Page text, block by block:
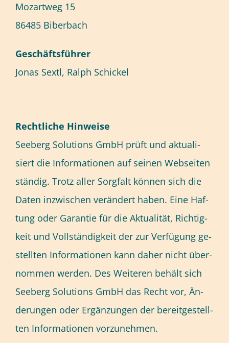
Mo­zart­weg 15
86485 Bi­ber­bach
Ge­schäfts­füh­rer
Jo­nas Sextl, Ralph Schi­ckel
Recht­li­che Hin­wei­se
See­berg So­lu­ti­ons GmbH prüft und ak­tua­li­
siert die In­for­ma­tio­nen auf sei­nen Web­sei­ten
stän­dig. Trotz al­ler Sorg­falt kön­nen sich die
Da­ten in­zwi­schen ver­än­dert ha­ben. Eine Haf­
tung oder Ga­ran­tie für die Ak­tua­li­tät, Rich­tig­
keit und Voll­stän­dig­keit der zur Ver­fü­gung ge­
stell­ten In­for­ma­tio­nen kann da­her nicht über­
nom­men wer­den. Des Wei­te­ren be­hält sich
See­berg So­lu­ti­ons GmbH das Recht vor, Än­
de­run­gen oder Er­gän­zun­gen der be­reit­ge­stell­
ten In­for­ma­tio­nen vor­zu­neh­men.